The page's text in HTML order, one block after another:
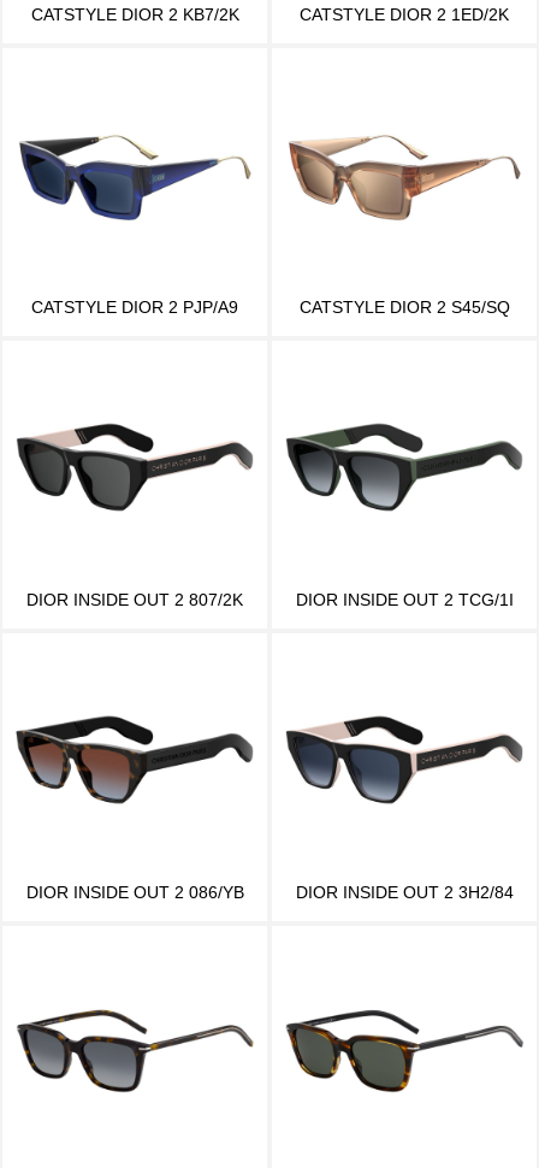
CATSTYLE DIOR 2 KB7/2K CATSTYLE DIOR 2 1ED/2K
CATSTYLE DIOR 2 PJP/A9 CATSTYLE DIOR 2 S45/SQ
DIOR INSIDE OUT 2 807/2K DIOR INSIDE OUT 2 TCG/1I
DIOR INSIDE OUT 2 086/YB DIOR INSIDE OUT 2 3H2/84